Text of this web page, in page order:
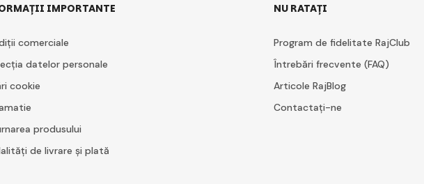
IMPORTANTE
comerciale
datelor personale
cookie
produsului
de livrare și plată
NU RATAȚI
Program de fidelitate RajClub
Întrebări frecvente (FAQ)
Articole RajBlog
Contactați-ne